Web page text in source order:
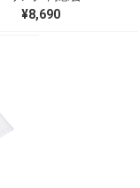
¥8,690